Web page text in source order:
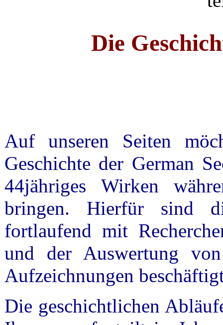
Die
Auf unseren Seiten
Geschichte der German
44jähriges Wirken
bringen. Hierfür sind
fortlaufend mit
und der Auswertung
Aufzeichnungen
Die geschichtlichen